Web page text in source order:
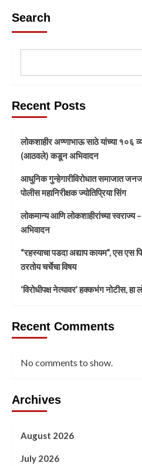
Search
Recent Posts
लोकशाहीर अण्णाभाऊ साठे यांच्या १०६
(आठवले) कडून अभिवादन
आधुनिक गुन्हेगारीविरोधात समाजात
पोलीस महानिरीक्षक ज्योतिप्रिया सिंग
लोकमान्य आणि लोकशाहीरांच्या स्वराज्य
अभिवादन
“रहस्याचा पडदा अद्याप कायम”, एस एस
ठरतोय चर्चेचा विषय
‘विरोधीपक्ष नेत्यावर’ हक्कभंग नोटीस,
Recent Comments
No comments to show.
Archives
August 2026
July 2026